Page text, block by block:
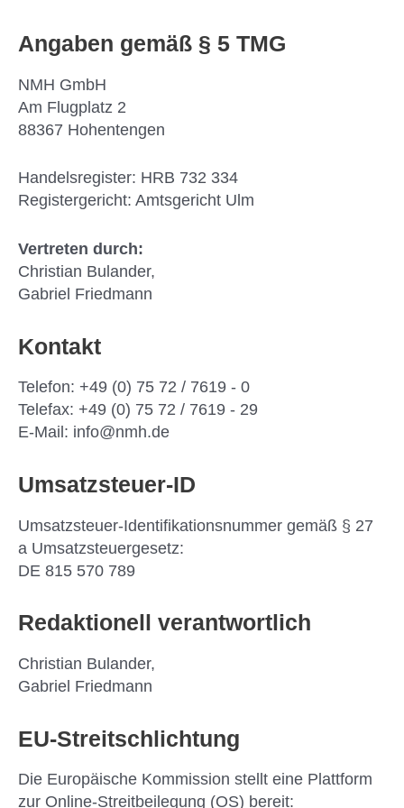
Angaben gemäß § 5 TMG
NMH GmbH
Am Flugplatz 2
88367 Hohentengen
Handelsregister: HRB 732 334
Registergericht: Amtsgericht Ulm
Vertreten durch:
Christian Bulander,
Gabriel Friedmann
Kontakt
Telefon: +49 (0) 75 72 / 7619 - 0
Telefax: +49 (0) 75 72 / 7619 - 29
E-Mail: info@nmh.de
Umsatzsteuer-ID
Umsatzsteuer-Identifikationsnummer gemäß § 27
a Umsatzsteuergesetz:
DE 815 570 789
Redaktionell verantwortlich
Christian Bulander,
Gabriel Friedmann
EU-Streitschlichtung
Die Europäische Kommission stellt eine Plattform
zur Online-Streitbeilegung (OS) bereit: